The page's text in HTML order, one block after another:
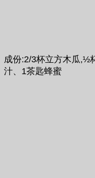
成份:2/3杯立方木瓜,½
汁、1茶匙蜂蜜